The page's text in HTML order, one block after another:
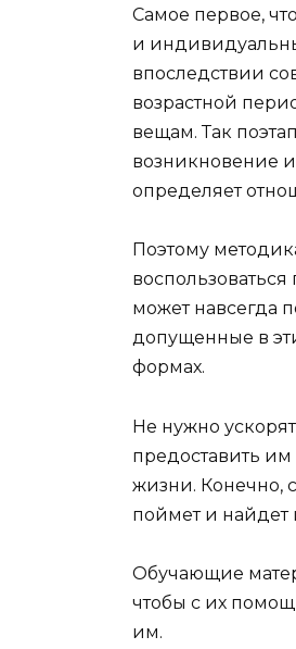
Самое первое,
и
впоследствии
возрастной
вещам. Так
возникновение
определяет
Поэтому
может навсегда
допущенные в
формах.
Не нужно
предоставить
жизни. Конечно,
поймет и найдет
Обучающие
чтобы с их
им.